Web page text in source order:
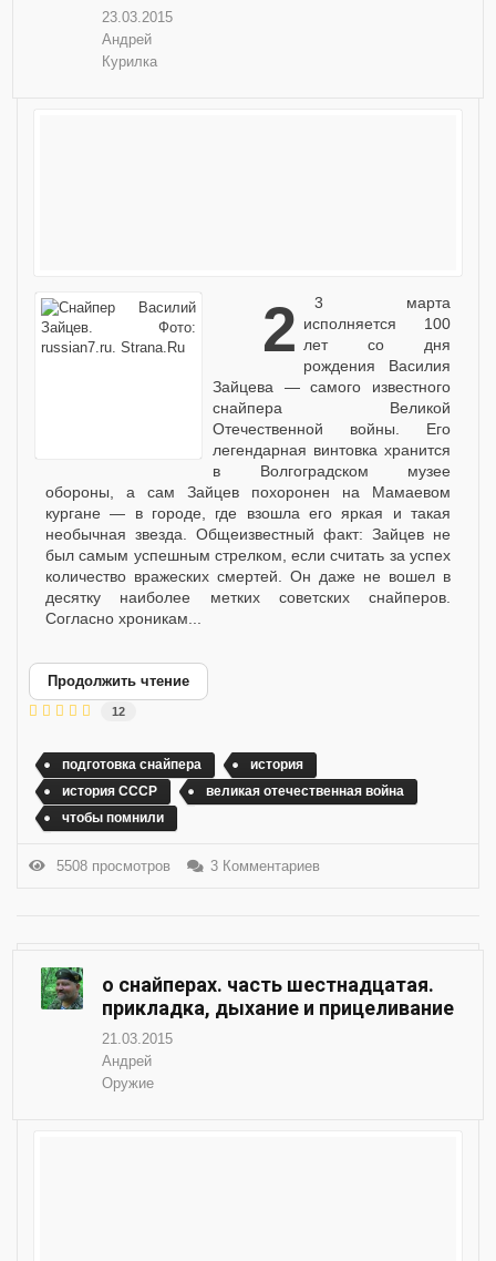
23.03.2015
Андрей
Курилка
23 марта исполняется 100
лет со дня
рождения Василия
Зайцева — самого известного
снайпера Великой
Отечественной войны. Его
легендарная винтовка хранится
в Волгоградском музее
обороны, а сам Зайцев похоронен на Мамаевом
кургане — в городе, где взошла его яркая и такая
необычная звезда. Общеизвестный факт: Зайцев не
был самым успешным стрелком, если считать за успех
количество вражеских смертей. Он даже не вошел в
десятку наиболее метких советских снайперов.
Согласно хроникам...
Продолжить чтение
12
подготовка снайпера
история
история СССР
великая отечественная война
чтобы помнили
5508 просмотров 3 Комментариев
о снайперах. часть шестнадцатая.
прикладка, дыхание и прицеливание
21.03.2015
Андрей
Оружие